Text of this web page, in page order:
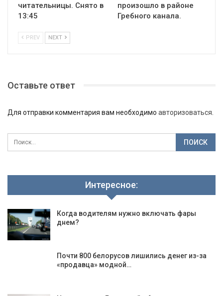
читательницы. Снято в
13:45
произошло в районе
Гребного канала.
PREV NEXT
Оставьте ответ
Для отправки комментария вам необходимо авторизоваться
Интересное:
Когда водителям нужно включать фары
днем?
Почти 800 белорусов лишились денег из-за
«продавца» модной…